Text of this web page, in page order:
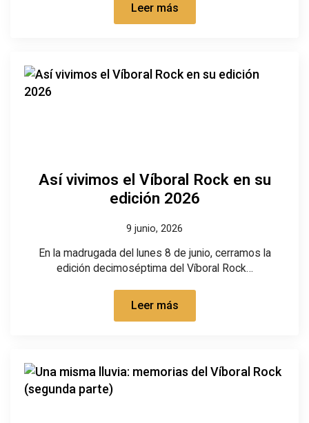
Leer más
Así vivimos el Víboral Rock en su
edición 2026
9 junio, 2026
En la madrugada del lunes 8 de junio, cerramos la
edición decimoséptima del Víboral Rock…
Leer más